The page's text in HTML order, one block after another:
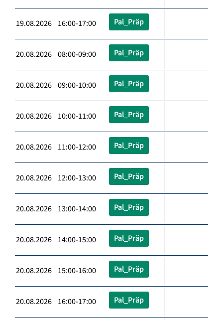
19.08.2026 16:00-17:00 Pal_Präp
20.08.2026 08:00-09:00 Pal_Präp
20.08.2026 09:00-10:00 Pal_Präp
20.08.2026 10:00-11:00 Pal_Präp
20.08.2026 11:00-12:00 Pal_Präp
20.08.2026 12:00-13:00 Pal_Präp
20.08.2026 13:00-14:00 Pal_Präp
20.08.2026 14:00-15:00 Pal_Präp
20.08.2026 15:00-16:00 Pal_Präp
20.08.2026 16:00-17:00 Pal_Präp